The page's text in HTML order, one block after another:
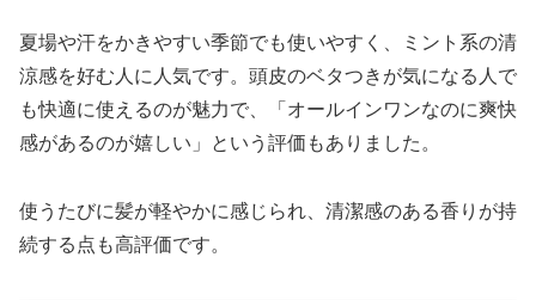
夏場や汗をかきやすい季節でも使いやすく、ミント系の清
涼感を好む人に人気です。頭皮のベタつきが気になる人で
も快適に使えるのが魅力で、「オールインワンなのに爽快
感があるのが嬉しい」という評価もありました。
使うたびに髪が軽やかに感じられ、清潔感のある香りが持
続する点も高評価です。